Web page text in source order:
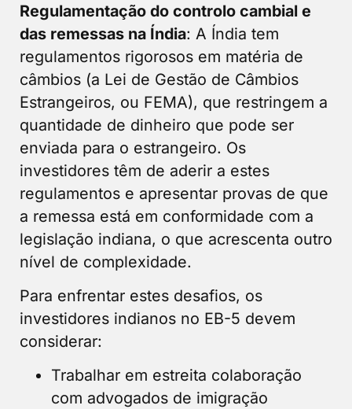
Regulamentação do controlo cambial e
das remessas na Índia: A Índia tem
regulamentos rigorosos em matéria de
câmbios (a Lei de Gestão de Câmbios
Estrangeiros, ou FEMA), que restringem a
quantidade de dinheiro que pode ser
enviada para o estrangeiro. Os
investidores têm de aderir a estes
regulamentos e apresentar provas de que
a remessa está em conformidade com a
legislação indiana, o que acrescenta outro
nível de complexidade.
Para enfrentar estes desafios, os
investidores indianos no EB-5 devem
considerar:
Trabalhar em estreita colaboração
com advogados de imigração